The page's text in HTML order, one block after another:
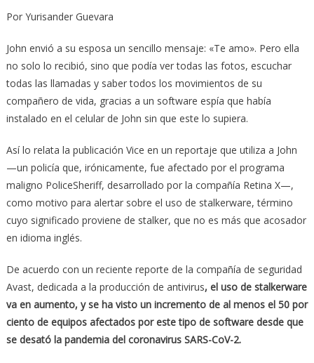
Por Yurisander Guevara
John envió a su esposa un sencillo mensaje: «Te amo». Pero ella
no solo lo recibió, sino que podía ver todas las fotos, escuchar
todas las llamadas y saber todos los movimientos de su
compañero de vida, gracias a un software espía que había
instalado en el celular de John sin que este lo supiera.
Así lo relata la publicación Vice en un reportaje que utiliza a John
—un policía que, irónicamente, fue afectado por el programa
maligno PoliceSheriff, desarrollado por la compañía Retina X—,
como motivo para alertar sobre el uso de stalkerware, término
cuyo significado proviene de stalker, que no es más que acosador
en idioma inglés.
De acuerdo con un reciente reporte de la compañía de seguridad
Avast, dedicada a la producción de antivirus, el uso de stalkerware
va en aumento, y se ha visto un incremento de al menos el 50 por
ciento de equipos afectados por este tipo de software desde que
se desató la pandemia del coronavirus SARS-CoV-2.